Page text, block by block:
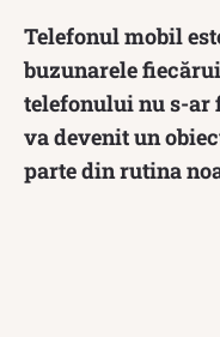
Telefonul mobil
buzunarele
telefonului nu s-ar
va devenit un
parte din rutina